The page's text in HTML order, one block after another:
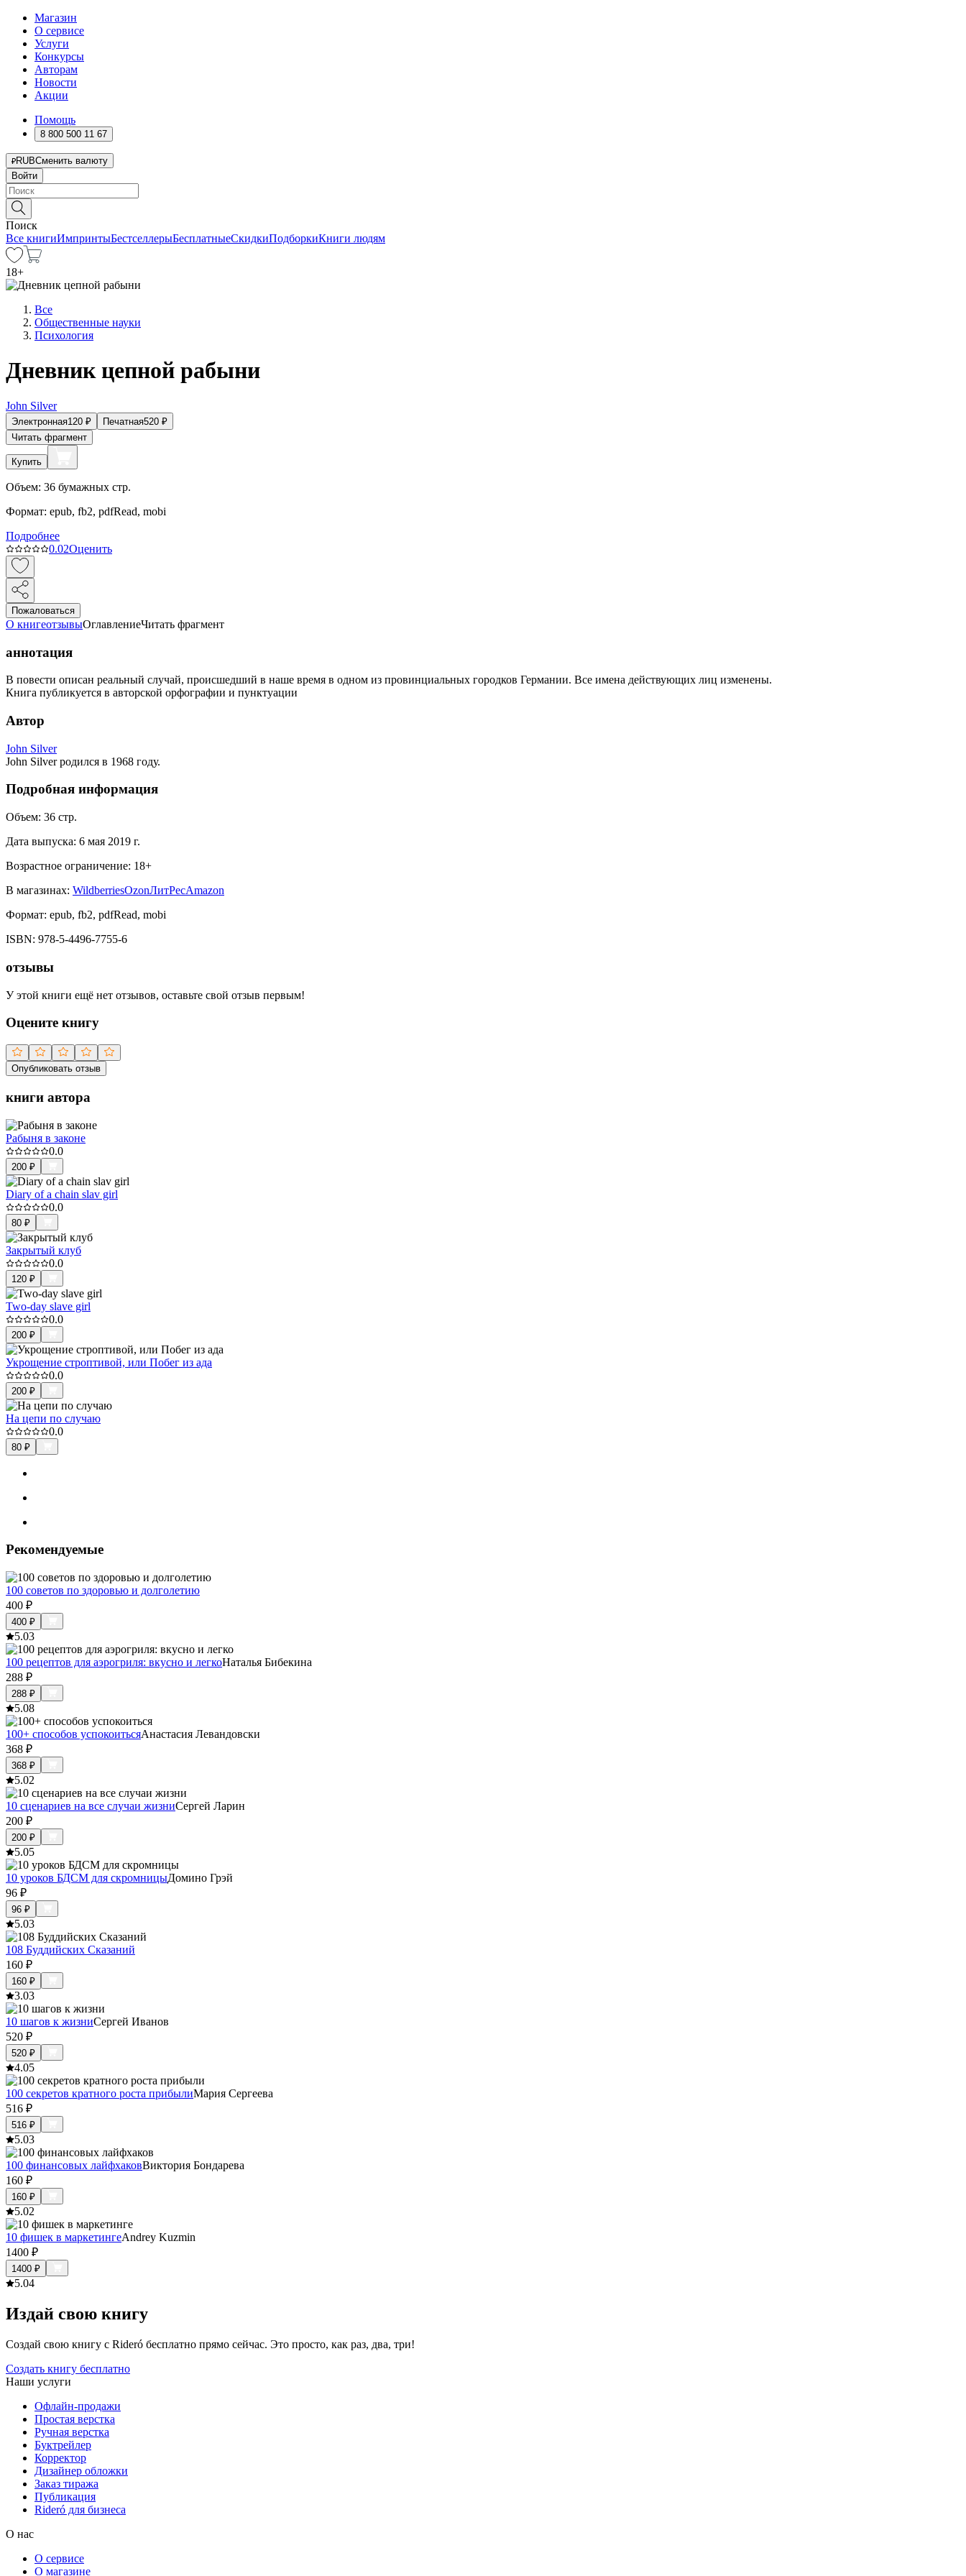
Магазин
О сервисе
Услуги
Конкурсы
Авторам
Новости
Акции
Помощь
8 800 500 11 67
RUBСменить валюту
Войти
Поиск
Все книгиИмпринтыБестселлерыБесплатныеСкидкиПодборкиКниги людям
18+
Все
Общественные науки
Психология
Дневник цепной рабыни
John Silver
Электронная120 ₽ Печатная520 ₽
Читать фрагмент
Купить
Объем: 36 бумажных стр.
Формат: epub, fb2, pdfRead, mobi
Подробнее
0.02Оценить
Пожаловаться
О книгеотзывыОглавлениеЧитать фрагмент
аннотация
В повести описан реальный случай, происшедший в наше время в одном из провинциальных городков Германии. Все имена действующих лиц изменены.
Книга публикуется в авторской орфографии и пунктуации
Автор
John Silver
John Silver родился в 1968 году.
Подробная информация
Объем: 36 стр.
Дата выпуска: 6 мая 2019 г.
Возрастное ограничение: 18+
В магазинах: WildberriesOzonЛитРесAmazon
Формат: epub, fb2, pdfRead, mobi
ISBN: 978-5-4496-7755-6
отзывы
У этой книги ещё нет отзывов, оставьте свой отзыв первым!
Оцените книгу
Опубликовать отзыв
книги автора
Рабыня в законе
0.0
200 ₽
Diary of a chain slav girl
0.0
80 ₽
Закрытый клуб
0.0
120 ₽
Two-day slave girl
0.0
200 ₽
Укрощение строптивой, или Побег из ада
0.0
200 ₽
На цепи по случаю
0.0
80 ₽
Рекомендуемые
100 советов по здоровью и долголетию
400 ₽
400 ₽
5.03
100 рецептов для аэрогриля: вкусно и легкоНаталья Бибекина
288 ₽
288 ₽
5.08
100+ способов успокоитьсяАнастасия Левандовски
368 ₽
368 ₽
5.02
10 сценариев на все случаи жизниСергей Ларин
200 ₽
200 ₽
5.05
10 уроков БДСМ для скромницыДомино Грэй
96 ₽
96 ₽
5.03
108 Буддийских Сказаний
160 ₽
160 ₽
3.03
10 шагов к жизниСергей Иванов
520 ₽
520 ₽
4.05
100 секретов кратного роста прибылиМария Сергеева
516 ₽
516 ₽
5.03
100 финансовых лайфхаковВиктория Бондарева
160 ₽
160 ₽
5.02
10 фишек в маркетингеAndrey Kuzmin
1400 ₽
1400 ₽
5.04
Издай свою книгу
Создай свою книгу с Rideró бесплатно прямо сейчас. Это просто, как раз, два, три!
Создать книгу бесплатно
Наши услуги
Офлайн-продажи
Простая верстка
Ручная верстка
Буктрейлер
Корректор
Дизайнер обложки
Заказ тиража
Публикация
Rideró для бизнеса
О нас
О сервисе
О магазине